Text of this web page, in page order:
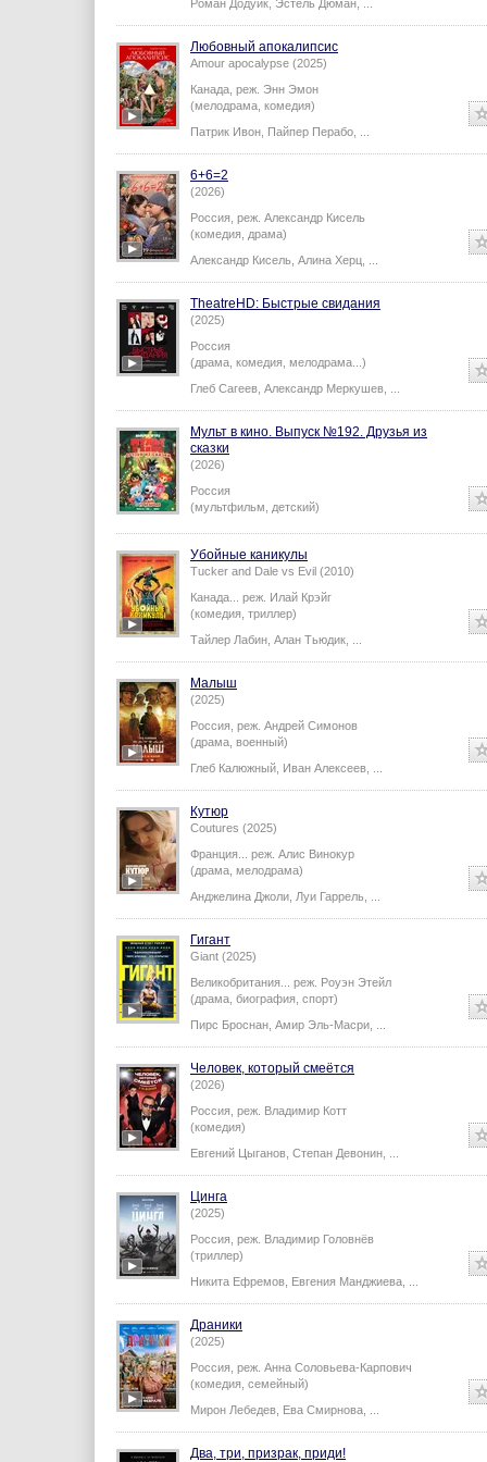
Роман Додуик Эстель Дюман
Любовный апокалипсис
Amour apocalypse (2025)
Канада, реж. Энн Эмон
(мелодрама, комедия)
Патрик Ивон Пайпер Перабо
6+6=2
(2026)
Россия, реж. Александр Кисель
(комедия, драма)
Александр Кисель Алина Херц
TheatreHD: Быстрые свидания
(2025)
Россия
(драма, комедия, мелодрама...)
Глеб Сагеев Александр Меркушев
Мульт в кино. Выпуск №192. Друзья из
сказки
(2026)
Россия
(мультфильм, детский)
Убойные каникулы
Tucker and Dale vs Evil (2010)
Канада... реж. Илай Крэйг
(комедия, триллер)
Тайлер Лабин Алан Тьюдик
Малыш
(2025)
Россия, реж. Андрей Симонов
(драма, военный)
Глеб Калюжный Иван Алексеев
Кутюр
Coutures (2025)
Франция... реж. Алис Винокур
(драма, мелодрама)
Анджелина Джоли Луи Гаррель
Гигант
Giant (2025)
Великобритания... реж. Роуэн Этейл
(драма, биография, спорт)
Пирс Броснан Амир Эль-Масри
Человек, который смеётся
(2026)
Россия, реж. Владимир Котт
(комедия)
Евгений Цыганов Степан Девонин
Цинга
(2025)
Россия, реж. Владимир Головнёв
(триллер)
Никита Ефремов Евгения Манджиева
Драники
(2025)
Россия, реж. Анна Соловьева-Карпович
(комедия, семейный)
Мирон Лебедев Ева Смирнова
Два, три, призрак, приди!